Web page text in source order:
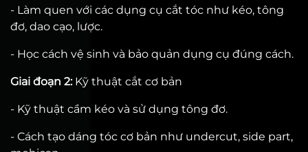
- Làm quen với các dụng cụ cắt tóc như kéo, tông
đơ, dao cạo, lược.
- Học cách vệ sinh và bảo quản dụng cụ đúng cách.
Giai đoạn 2:Kỹ thuật cắt cơ bản
- Kỹ thuật cầm kéo và sử dụng tông đơ.
- Cách tạo dáng tóc cơ bản như undercut, side part,